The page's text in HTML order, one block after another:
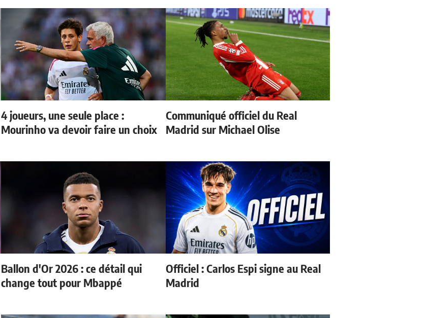
4 joueurs, une seule place :
Mourinho va devoir faire un choix
Communiqué officiel du Real
Madrid sur Michael Olise
Ballon d'Or 2026 : ce détail qui
change tout pour Mbappé
Officiel : Carlos Espi signe au Real
Madrid